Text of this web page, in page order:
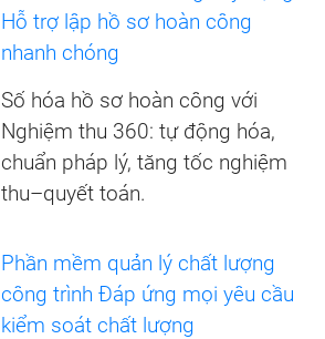
Hỗ trợ lập hồ sơ hoàn công
nhanh chóng
Số hóa hồ sơ hoàn công với
Nghiệm thu 360: tự động hóa,
chuẩn pháp lý, tăng tốc nghiệm
thu–quyết toán.
Phần mềm quản lý chất lượng
công trình Đáp ứng mọi yêu cầu
kiểm soát chất lượng